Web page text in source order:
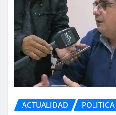
ACTUALIDAD POLITICA